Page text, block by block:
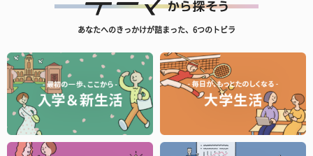
あなたへのきっかけが詰まった、6つのトビラ